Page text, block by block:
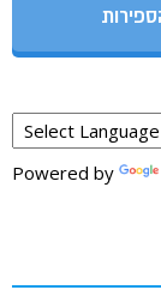
Powered by